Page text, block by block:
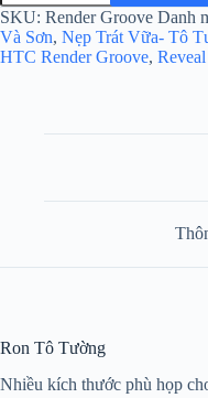
Tường
số
lượng
SKU: Render Groove Danh
Và Sơn, Nẹp Trát Vữa- Tô
HTC Render Groove, Reveal
Ron Tô Tường
Nhiều kích thước phù họp